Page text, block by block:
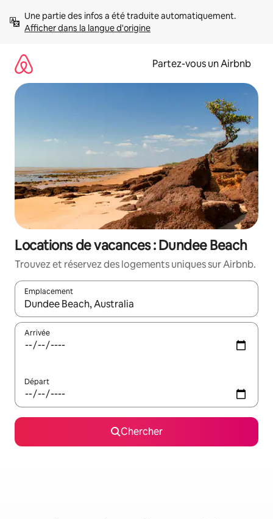
directement
Afficher dans la langue d'origine
Partez-vous un Airbnb
Locations de vacances : Dundee Beach
Trouvez et réservez des logements uniques sur Airbnb.
Emplacement
Quand les résultats sont affichés, parcourez-les en utilisant
Arrivée
Départ
Chercher